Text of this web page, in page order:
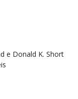
e Donald K. Short